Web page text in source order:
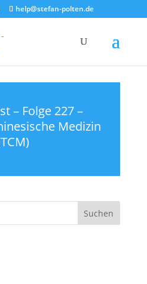
help@stefan-polten.de
– Folge 227 –
Medizin